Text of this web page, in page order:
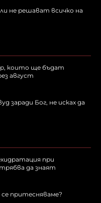
не решават всичко на
които ще бъдат
август
заради Бог, не исках да
при
да знаят
се притесняваме?